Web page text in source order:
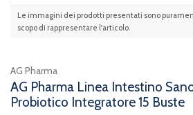
Le immagini dei prodotti presentati sono
scopo di rappresentare l'articolo.
AG Pharma
AG Pharma Linea Intestino
Probiotico Integratore 15 Buste